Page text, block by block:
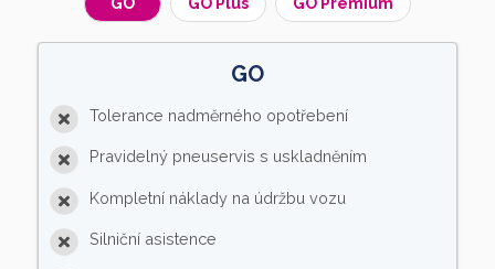
GO
Tolerance nadměrného opotřebení
Pravidelný pneuservis s uskladněním
Kompletní náklady na údržbu vozu
Silniční asistence